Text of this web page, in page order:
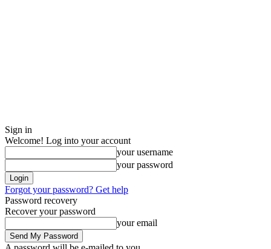
Sign in
Welcome! Log into your account
your username
your password
Forgot your password? Get help
Password recovery
Recover your password
your email